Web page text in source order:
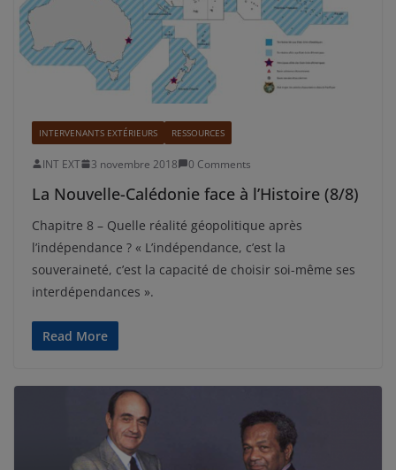
INTERVENANTS EXTÉRIEURS RESSOURCES
INT EXT 3 novembre 2018 0 Comments
La Nouvelle-Calédonie face à l’Histoire (8/8)
Chapitre 8 – Quelle réalité géopolitique après
l’indépendance ? « L’indépendance, c’est la
souveraineté, c’est la capacité de choisir soi-même ses
interdépendances ».
Read More